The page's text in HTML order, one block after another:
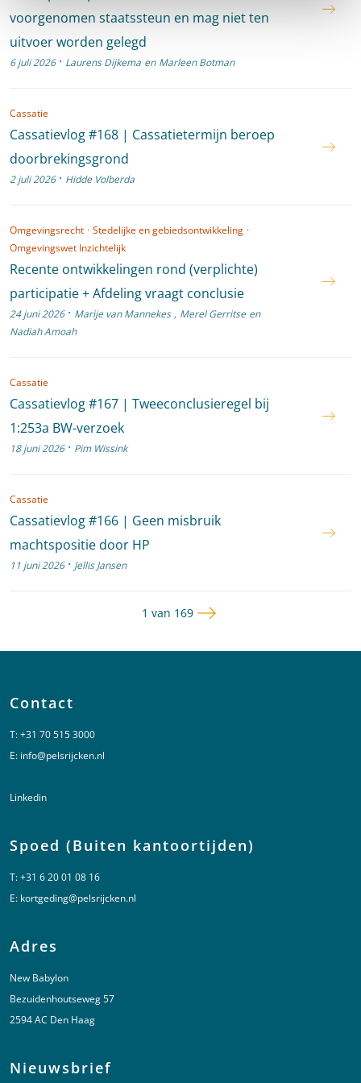
voorgenomen staatssteun en mag niet ten
uitvoer worden gelegd
6 juli 2026 · Laurens Dijkema en Marleen Botman
Cassatie
Cassatievlog #168 | Cassatietermijn beroep
doorbrekingsgrond
2 juli 2026 · Hidde Volberda
Omgevingsrecht · Stedelijke en gebiedsontwikkeling ·
Omgevingswet Inzichtelijk
Recente ontwikkelingen rond (verplichte)
participatie + Afdeling vraagt conclusie
24 juni 2026 · Marije van Mannekes , Merel Gerritse en
Nadiah Amoah
Cassatie
Cassatievlog #167 | Tweeconclusieregel bij
1:253a BW-verzoek
18 juni 2026 · Pim Wissink
Cassatie
Cassatievlog #166 | Geen misbruik
machtspositie door HP
11 juni 2026 · Jellis Jansen
Pagina
1 van 169 Volgende pagina
Contact
T:+31 70 515 3000
E: info@pelsrijcken.nl
Linkedin
Spoed (Buiten kantoortijden)
T:+31 6 20 01 08 16
E: kortgeding@pelsrijcken.nl
Adres
New Babylon
Bezuidenhoutseweg 57
2594 AC Den Haag
Nieuwsbrief